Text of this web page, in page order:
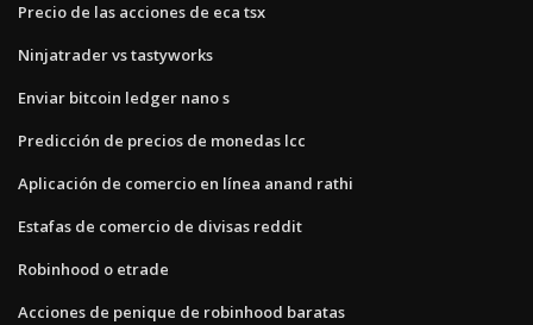
Precio de las acciones de eca tsx
Ninjatrader vs tastyworks
Enviar bitcoin ledger nano s
Predicción de precios de monedas lcc
Aplicación de comercio en línea anand rathi
Estafas de comercio de divisas reddit
Robinhood o etrade
Acciones de penique de robinhood baratas